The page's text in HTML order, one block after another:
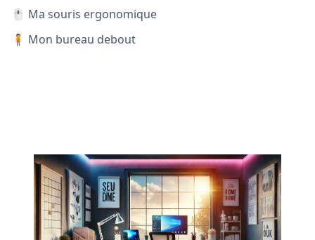
🖱️ Ma souris ergonomique
🧍 Mon bureau debout